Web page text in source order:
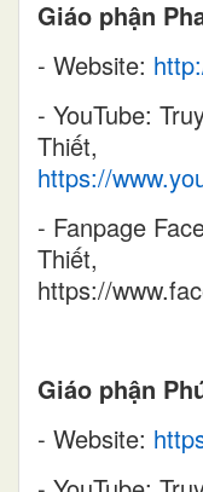
Giáo phận
- Website:
- YouTube:
Thiết,
https://
- Fanpage
Thiết,
https://
Giáo phận
- Website: